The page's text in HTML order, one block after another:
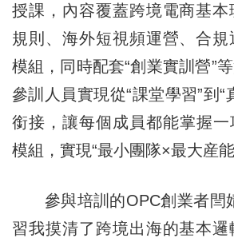
授課，內容覆蓋跨境電商基
規則、海外短視頻運營、合
模組，同時配套“創業實訓營”
參訓人員實現從“課堂學習”到“
銜接，讓每個成員都能掌握
模組，實現“最小團隊×最大産能
參與培訓的OPC創業者閆
習我摸清了跨境出海的基本